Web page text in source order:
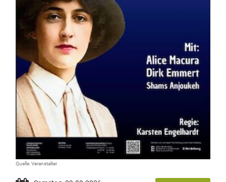
Quelle: Veranstalter